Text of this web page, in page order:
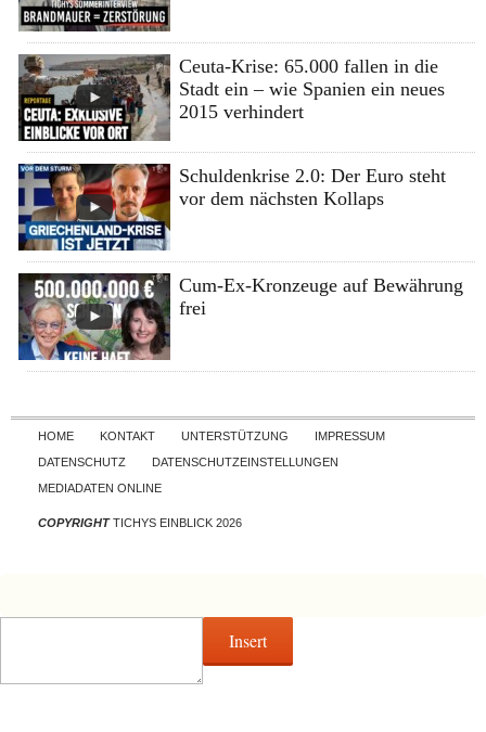
Ceuta-Krise: 65.000 fallen in die
Stadt ein – wie Spanien ein neues
2015 verhindert
Schuldenkrise 2.0: Der Euro steht
vor dem nächsten Kollaps
Cum-Ex-Kronzeuge auf Bewährung
frei
Skip to content
HOME KONTAKT UNTERSTÜTZUNG
IMPRESSUM
DATENSCHUTZ
DATENSCHUTZEINSTELLUNGEN
MEDIADATEN ONLINE
COPYRIGHTTICHYS EINBLICK 2026
Insert